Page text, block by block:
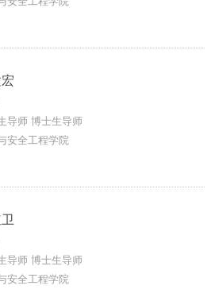
导师 博士生导师
安全工程学院
导师 博士生导师
安全工程学院